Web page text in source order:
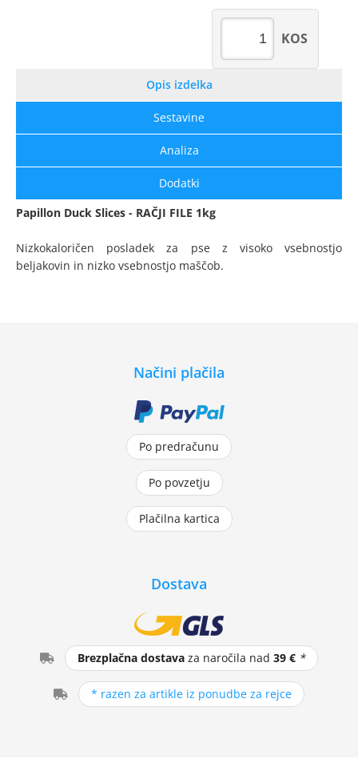
KOS
Opis izdelka
Sestavine
Analiza
Dodatki
Papillon Duck Slices - RAČJI FILE 1kg
Nizkokaloričen posladek za pse z visoko vsebnostjo
beljakovin in nizko vsebnostjo maščob.
Načini plačila
Po predračunu
Po povzetju
Plačilna kartica
Dostava
Brezplačna dostava za naročila nad39 € *
* razen za artikle iz ponudbe za rejce